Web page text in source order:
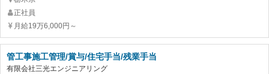
正社員
月給19万6,000円～
管工事施工管理/賞与/住宅手当/残業手当
有限会社三光エンジニアリング